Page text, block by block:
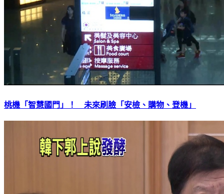
桃機「智慧國門」！ 未來刷臉「安檢、購物、登機」